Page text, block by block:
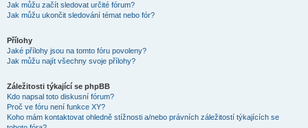
Jak můžu začít sledovat určité fórum?
Jak můžu ukončit sledování témat nebo fór?
Přílohy
Jaké přílohy jsou na tomto fóru povoleny?
Jak můžu najít všechny svoje přílohy?
Záležitosti týkající se phpBB
Kdo napsal toto diskusní fórum?
Proč ve fóru není funkce XY?
Koho mám kontaktovat ohledně stížnosti a/nebo právních záležitostí týkajících se